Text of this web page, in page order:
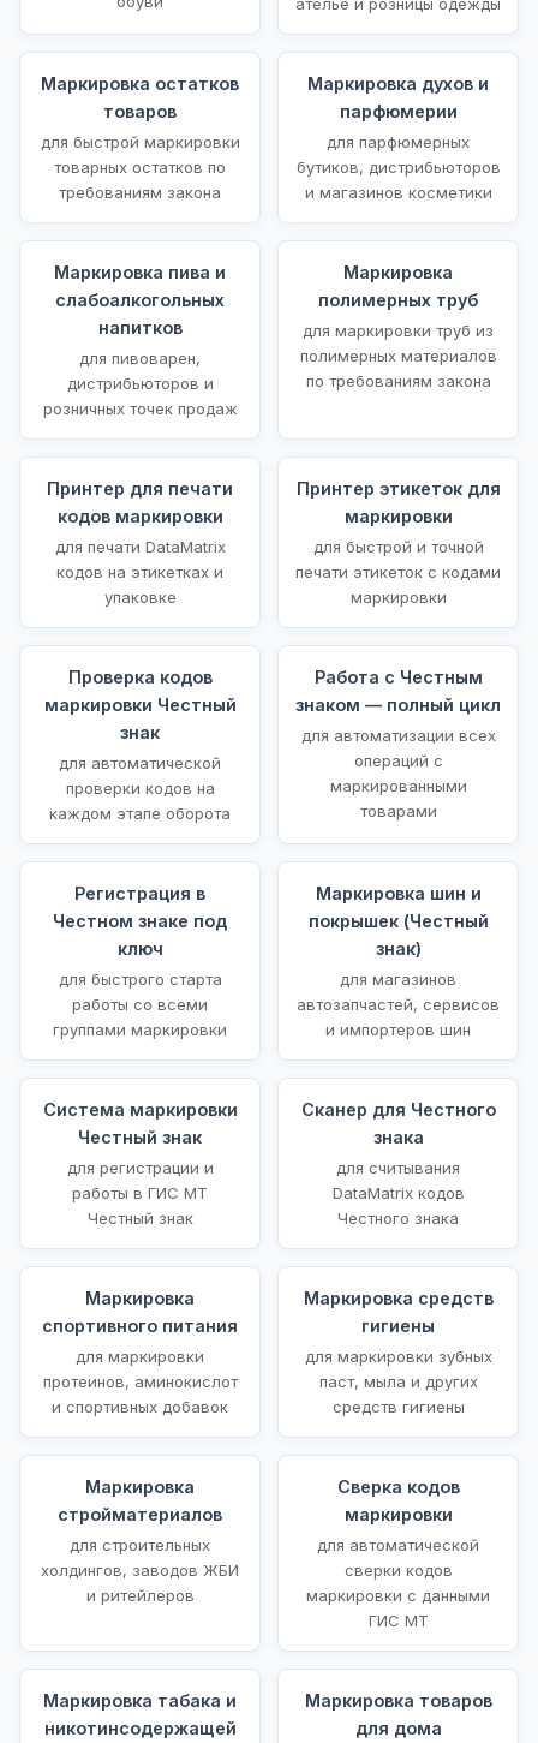
Маркировка остатков
товаров
для быстрой маркировки
товарных остатков по
требованиям закона
Маркировка духов и
парфюмерии
для парфюмерных
бутиков, дистрибьюторов
и магазинов косметики
Маркировка пива и
слабоалкогольных
напитков
для пивоварен,
дистрибьюторов и
розничных точек продаж
Маркировка
полимерных труб
для маркировки труб из
полимерных материалов
по требованиям закона
Принтер для печати
кодов маркировки
для печати DataMatrix
кодов на этикетках и
упаковке
Принтер этикеток для
маркировки
для быстрой и точной
печати этикеток с кодами
маркировки
Проверка кодов
маркировки Честный
знак
для автоматической
проверки кодов на
каждом этапе оборота
Работа с Честным
знаком — полный цикл
для автоматизации всех
операций с
маркированными
товарами
Регистрация в
Честном знаке под
ключ
для быстрого старта
работы со всеми
группами маркировки
Маркировка шин и
покрышек (Честный
знак)
для магазинов
автозапчастей, сервисов
и импортеров шин
Система маркировки
Честный знак
для регистрации и
работы в ГИС МТ
Честный знак
Сканер для Честного
знака
для считывания
DataMatrix кодов
Честного знака
Маркировка
спортивного питания
для маркировки
протеинов, аминокислот
и спортивных добавок
Маркировка средств
гигиены
для маркировки зубных
паст, мыла и других
средств гигиены
Маркировка
стройматериалов
для строительных
холдингов, заводов ЖБИ
и ритейлеров
Сверка кодов
маркировки
для автоматической
сверки кодов
маркировки с данными
ГИС МТ
Маркировка табака и
никотинсодержащей
Маркировка товаров
для дома